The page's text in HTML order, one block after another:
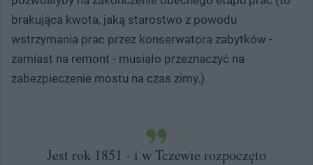
brakująca kwota, jaką starostwo z powodu
wstrzymania prac przez konserwatora zabytków -
zamiast na remont - musiało przeznaczyć na
zabezpieczenie mostu na czas zimy.)
Jest rok 1851 - i w Tczewie rozpoczęto